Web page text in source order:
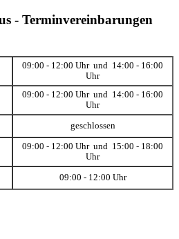
- Terminvereinbarungen
09:00 - 12:00 Uhr und 14:00 - 16:00
Uhr
09:00 - 12:00 Uhr und 14:00 - 16:00
Uhr
geschlossen
09:00 - 12:00 Uhr und 15:00 - 18:00
Uhr
09:00 - 12:00 Uhr